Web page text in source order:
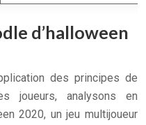
d’halloween
des principes de
joueurs, analysons en
2020, un jeu multijoueur